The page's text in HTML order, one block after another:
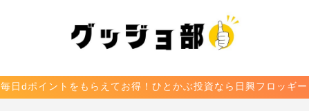
毎日dポイントをもらえてお得！ひとかぶ投資なら日興フロッギー